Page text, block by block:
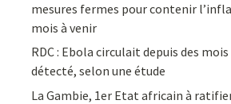
mesures fermes pour contenir
mois à venir
RDC : Ebola circulait depuis des
détecté, selon une étude
La Gambie, 1er Etat africain à